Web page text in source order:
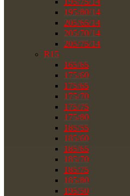
195/80/14
205/65/14
205/70/14
205/75/14
R15
165/65
175/60
175/65
175/70
175/75
175/80
185/55
185/60
185/65
185/70
185/75
185/80
195/50